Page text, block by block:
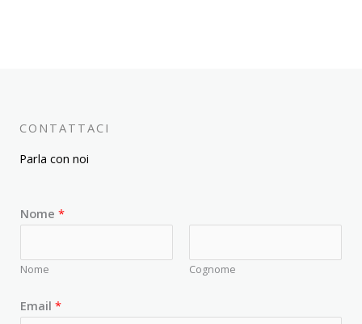
CONTATTACI
Parla con noi
Nome *
Nome Cognome
Email *